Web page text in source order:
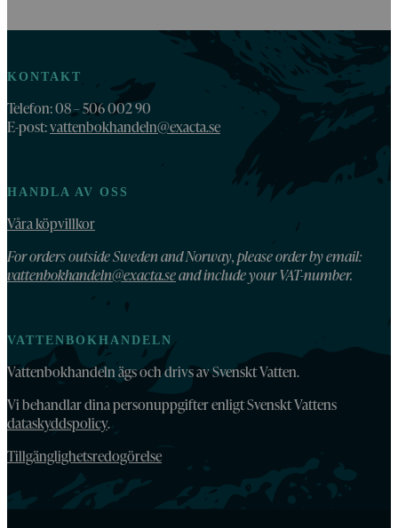
KONTAKT
Telefon: 08 – 506 002 90
E-post:vattenbokhandeln@exacta.se
HANDLA AV OSS
Våra köpvillkor
For orders outside Sweden and Norway, please order by email:
vattenbokhandeln@exacta.seand include your VAT-number.
VATTENBOKHANDELN
Vattenbokhandeln ägs och drivs av Svenskt Vatten.
Vi behandlar dina personuppgifter enligt Svenskt Vattens
dataskyddspolicy.
Tillgänglighetsredogörelse